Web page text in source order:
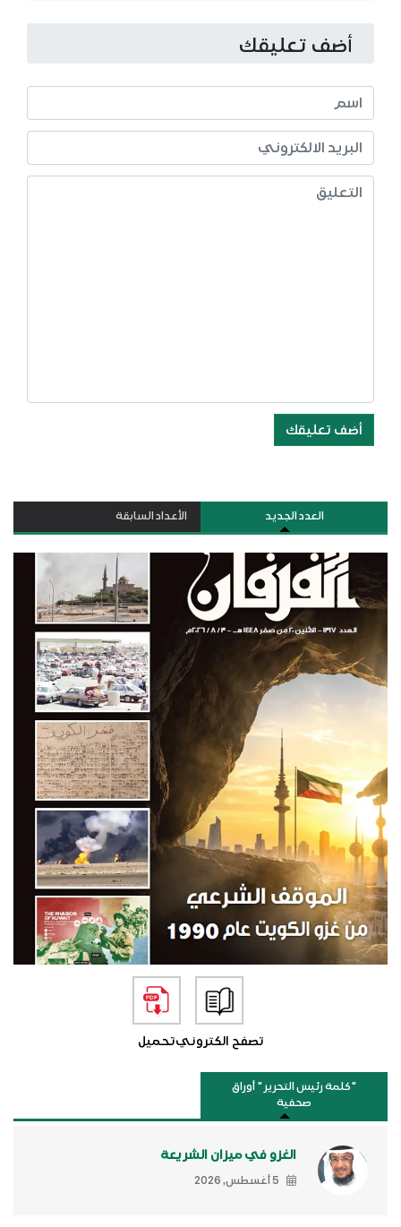
أضف تعليقك
أضف تعليقك
العدد الجديد الأعداد السابقة
تصفح الكترونيتحميل
"كلمة رئيس التحرير " أوراق
صحفية
الغزو في ميزان الشريعة
5 أغسطس, 2026